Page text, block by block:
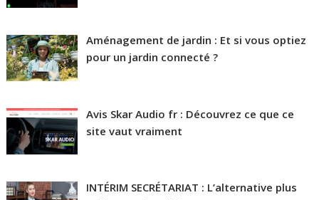
Aménagement de jardin : Et si vous optiez
pour un jardin connecté ?
Avis Skar Audio fr : Découvrez ce que ce
site vaut vraiment
INTÉRIM SECRÉTARIAT : L’alternative plus